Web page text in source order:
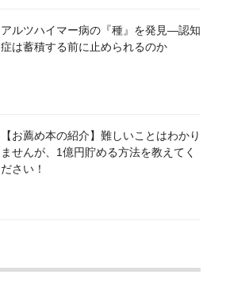
アルツハイマー病の『種』を発見―認知
症は蓄積する前に止められるのか
【お薦め本の紹介】難しいことはわかり
ませんが、1億円貯める方法を教えてく
ださい！